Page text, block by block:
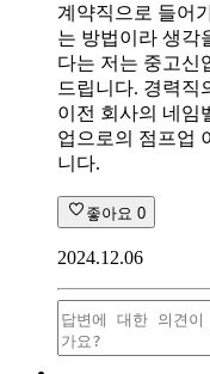
계약직으로 들어
는 방법이라 생각
다는 저는 중고신
드립니다. 경력직
이전 회사의 네임
업으로의 점프업
니다.
좋아요 0
2024.12.06